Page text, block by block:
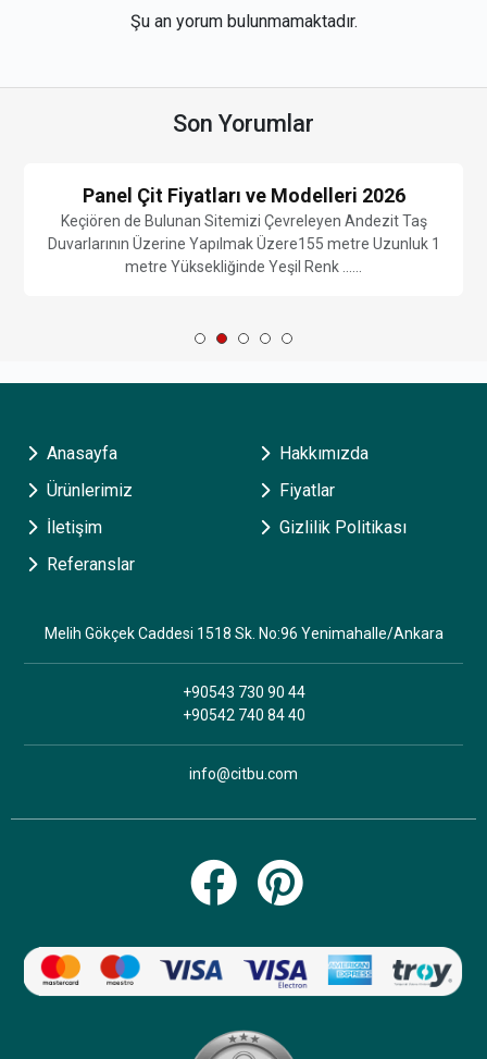
Şu an yorum bulunmamaktadır.
Son Yorumlar
Panel Çit Fiyatları ve Modelleri 2026
Keçiören de Bulunan Sitemizi Çevreleyen Andezit Taş
Duvarlarının Üzerine Yapılmak Üzere155 metre Uzunluk 1
metre Yüksekliğinde Yeşil Renk ......
Anasayfa
Hakkımızda
Ürünlerimiz
Fiyatlar
İletişim
Gizlilik Politikası
Referanslar
Melih Gökçek Caddesi 1518 Sk. No:96 Yenimahalle/Ankara
+90543 730 90 44
+90542 740 84 40
info@citbu.com